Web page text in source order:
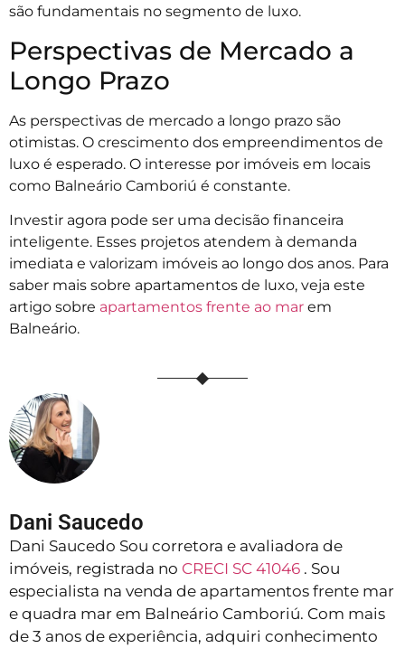
são fundamentais no segmento de luxo.
Perspectivas de Mercado a
Longo Prazo
As perspectivas de mercado a longo prazo são
otimistas. O crescimento dos empreendimentos de
luxo é esperado. O interesse por imóveis em locais
como Balneário Camboriú é constante.
Investir agora pode ser uma decisão financeira
inteligente. Esses projetos atendem à demanda
imediata e valorizam imóveis ao longo dos anos. Para
saber mais sobre apartamentos de luxo, veja este
artigo sobre apartamentos frente ao mar em
Balneário.
Dani Saucedo
Dani Saucedo Sou corretora e avaliadora de
imóveis, registrada no CRECI SC 41046 . Sou
especialista na venda de apartamentos frente mar
e quadra mar em Balneário Camboriú. Com mais
de 3 anos de experiência, adquiri conhecimento